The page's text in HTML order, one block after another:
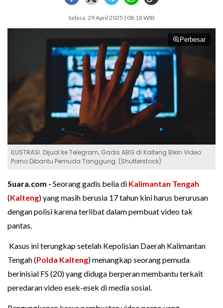
Selasa, 29 April 2025 | 08:18 WIB
Perbesar
ILUSTRASI. Dijual ke Telegram, Gadis ABG di Kalteng Bikin Video
Porno Dibantu Pemuda Tanggung. (Shutterstock)
Suara.com - Seorang gadis belia di Kalimantan Tengah
(Kalteng) yang masih berusia 17 tahun kini harus berurusan
dengan polisi karena terlibat dalam pembuat video tak
pantas.
Kasus ini terungkap setelah Kepolisian Daerah Kalimantan
Tengah (Polda Kalteng) menangkap seorang pemuda
berinisial FS (20) yang diduga berperan membantu terkait
peredaran video esek-esek di media sosial.